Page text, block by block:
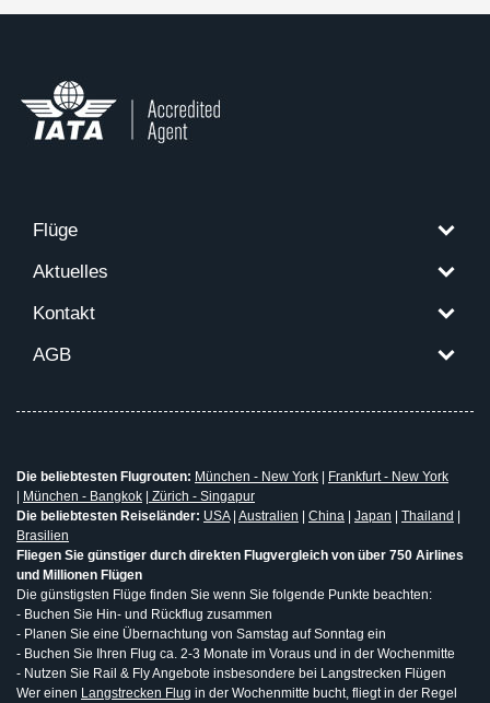
Flüge
Aktuelles
Kontakt
AGB
Die beliebtesten Flugrouten: München - New York
Frankfurt - New York
München - Bangkok
Zürich - Singapur
Die beliebtesten Reiseländer: USA| Australien China Japan Thailand
Brasilien
Fliegen Sie günstiger durch direkten Flugvergleich von über 750 Airlines
und Millionen Flügen
Die günstigsten Flüge finden Sie wenn Sie folgende Punkte beachten:
- Buchen Sie Hin- und Rückflug zusammen
- Planen Sie eine Übernachtung von Samstag auf Sonntag ein
- Buchen Sie Ihren Flug ca. 2-3 Monate im Voraus und in der Wochenmitte
- Nutzen Sie Rail & Fly Angebote insbesondere bei Langstrecken Flügen
Wer einen Langstrecken Flug in der Wochenmitte bucht, fliegt in der Regel